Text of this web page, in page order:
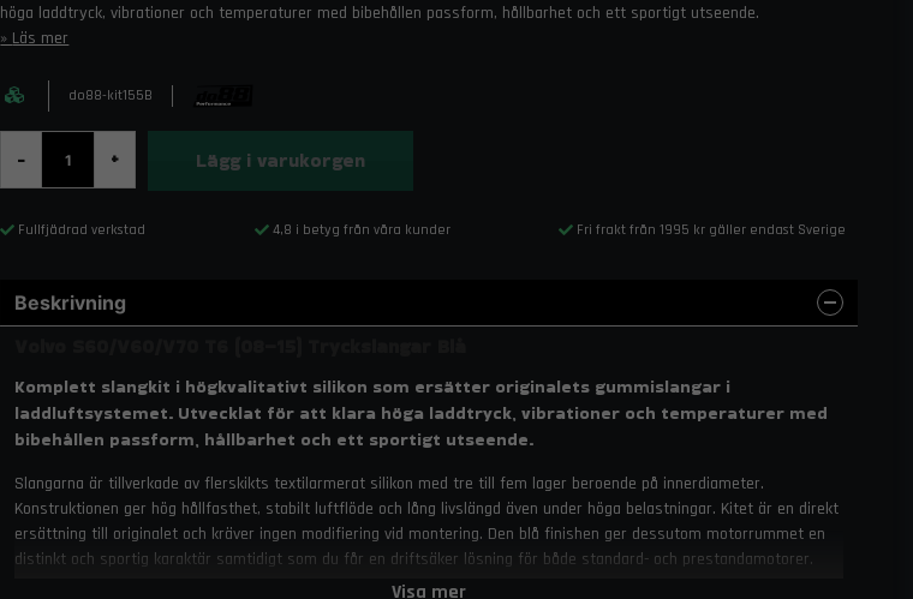
höga laddtryck, vibrationer och temperaturer med bibehållen passform, hållbarhet och ett sportigt utseende.
Läs mer
do88-kit155B
- + Lägg i varukorgen
Fullfjädrad verkstad 4,8 i betyg från våra kunder Fri frakt från 1995 kr gäller endast Sverige
Beskrivning
Komplett slangkit i högkvalitativt silikon som ersätter originalets gummislangar i
laddluftsystemet. Utvecklat för att klara höga laddtryck, vibrationer och temperaturer med
bibehållen passform, hållbarhet och ett sportigt utseende.
Slangarna är tillverkade av flerskikts textilarmerat silikon med tre till fem lager beroende på innerdiameter.
Konstruktionen ger hög hållfasthet, stabilt luftflöde och lång livslängd även under höga belastningar. Kitet är en direkt
ersättning till originalet och kräver ingen modifiering vid montering. Den blå finishen ger dessutom motorrummet en
distinkt och sportig karaktär samtidigt som du får en driftsäker lösning för både standard- och prestandamotorer.
Visa mer